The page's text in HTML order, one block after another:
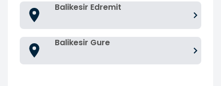
Balikesir Edremit
Balikesir Gure